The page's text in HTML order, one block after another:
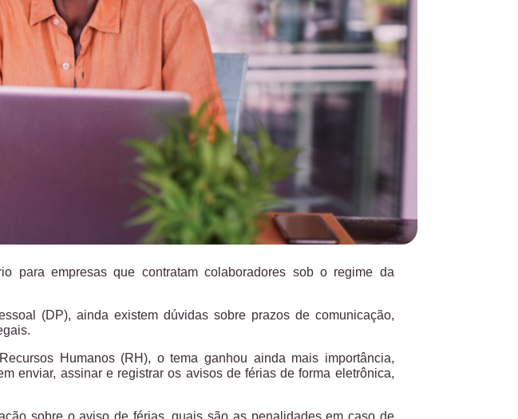
para empresas que contratam colaboradores sob o regime da
(DP), ainda existem dúvidas sobre prazos de comunicação,
Humanos (RH), o tema ganhou ainda mais importância,
enviar, assinar e registrar os avisos de férias de forma eletrônica,